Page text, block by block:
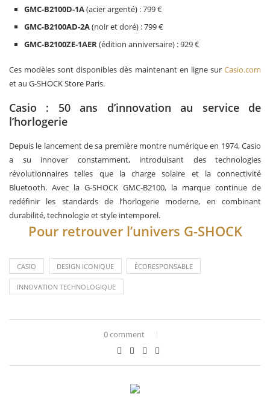
GMC-B2100D-1A(acier argenté) : 799 €
GMC-B2100AD-2A(noir et doré) : 799 €
GMC-B2100ZE-1AER(édition anniversaire) : 929 €
Ces modèles sont disponibles dès maintenant en ligne sur Casio.com
et au G-SHOCK Store Paris.
Casio : 50 ans d’innovation au service de
l’horlogerie
Depuis le lancement de sa première montre numérique en 1974, Casio
a su innover constamment, introduisant des technologies
révolutionnaires telles que la charge solaire et la connectivité
Bluetooth. Avec la G-SHOCK GMC-B2100, la marque continue de
redéfinir les standards de l’horlogerie moderne, en combinant
durabilité, technologie et style intemporel.
Pour retrouver l’univers G-SHOCK
CASIO DESIGN ICONIQUE ÉCORESPONSABLE
INNOVATION TECHNOLOGIQUE
0 comment